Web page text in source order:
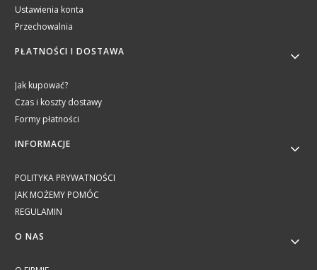
Ustawienia konta
Przechowalnia
PŁATNOŚCI I DOSTAWA
Jak kupować?
Czas i koszty dostawy
Formy płatności
INFORMACJE
POLITYKA PRYWATNOŚCI
JAK MOŻEMY POMÓC
REGULAMIN
O NAS